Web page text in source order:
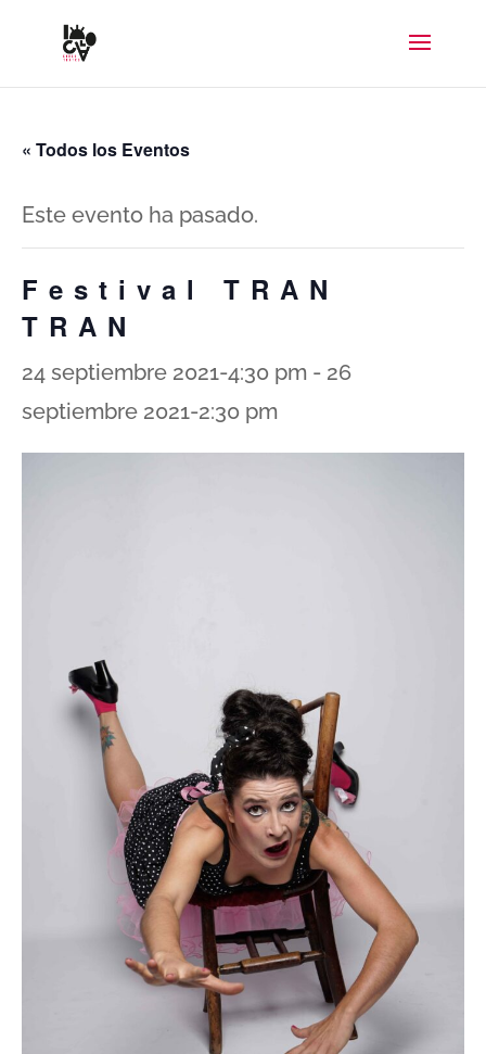
« Todos los Eventos
Este evento ha pasado.
Festival TRAN
TRAN
24 septiembre 2021-4:30 pm - 26
septiembre 2021-2:30 pm